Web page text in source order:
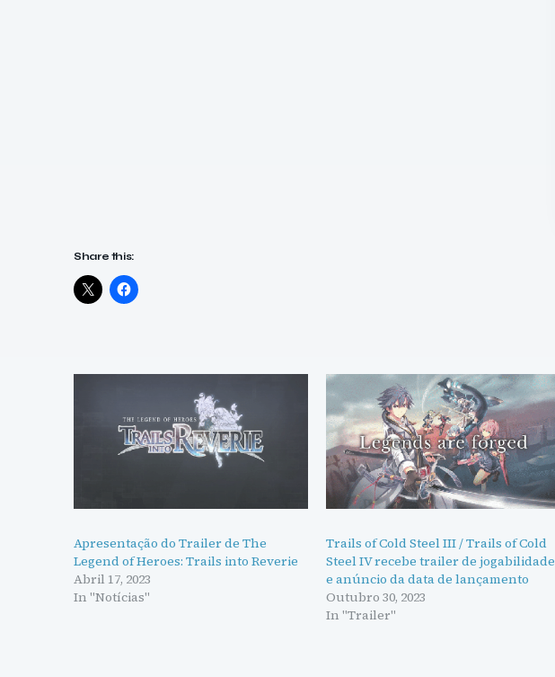
Share this:
Apresentação do Trailer de The
Legend of Heroes: Trails into Reverie
Abril 17, 2023
In "Notícias"
Trails of Cold Steel III / Trails of Cold
Steel IV recebe trailer de jogabilidade
e anúncio da data de lançamento
Outubro 30, 2023
In "Trailer"